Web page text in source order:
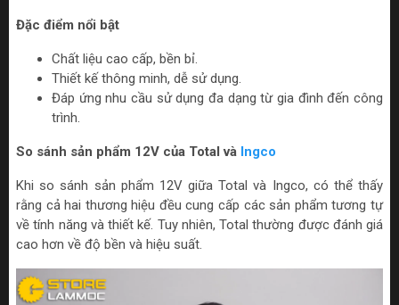
Đặc điểm nổi bật
Chất liệu cao cấp, bền bỉ.
Thiết kế thông minh, dễ sử dụng.
Đáp ứng nhu cầu sử dụng đa dạng từ gia đình đến công
trình.
So sánh sản phẩm 12V của Total và Ingco
Khi so sánh sản phẩm 12V giữa Total và Ingco, có thể thấy
rằng cả hai thương hiệu đều cung cấp các sản phẩm tương tự
về tính năng và thiết kế. Tuy nhiên, Total thường được đánh giá
cao hơn về độ bền và hiệu suất.